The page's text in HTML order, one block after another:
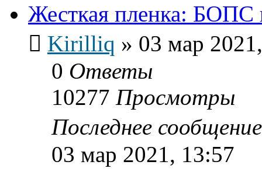
Жесткая пленка:
Kirilliq » 03 мар
0 Ответы
10277 Просмотры
Последнее
03 мар 2021, 13:57